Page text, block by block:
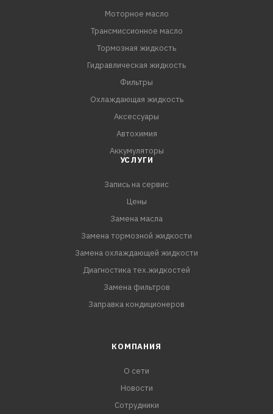
Моторное масло
Трансмиссионное масло
Тормозная жидкость
Гидравлическая жидкость
Фильтры
Охлаждающая жидкость
Аксессуары
Автохимия
Аккумуляторы
УСЛУГИ
Запись на сервис
Цены
Замена масла
Замена тормозной жидкости
Замена охлаждающей жидкости
Диагностика тех.жидкостей
Замена фильтров
Заправка кондиционеров
КОМПАНИЯ
О сети
Новости
Сотрудники